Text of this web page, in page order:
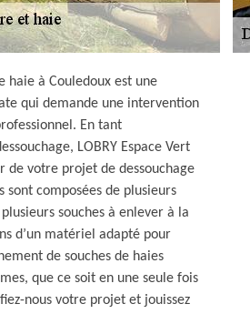
haie à Couledoux est une
qui demande une intervention
En tant
LOBRY Espace Vert
de votre projet de dessouchage
sont composées de plusieurs
souches à enlever à la
d’un matériel adapté pour
de souches de haies
que ce soit en une seule fois
nous votre projet et jouissez